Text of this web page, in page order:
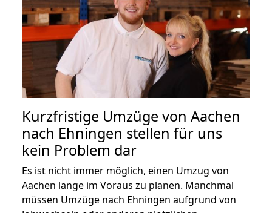
Kurzfristige Umzüge von Aachen
nach Ehningen stellen für uns
kein Problem dar
Es ist nicht immer möglich, einen Umzug von
Aachen lange im Voraus zu planen. Manchmal
müssen Umzüge nach Ehningen aufgrund von